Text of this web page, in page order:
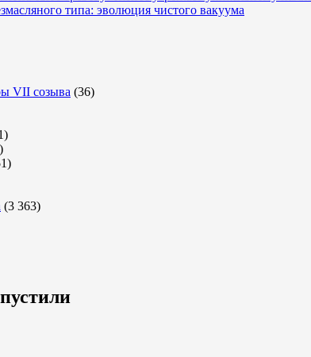
типа: эволюция чистого вакуума
VII созыва (36)
(3 363)